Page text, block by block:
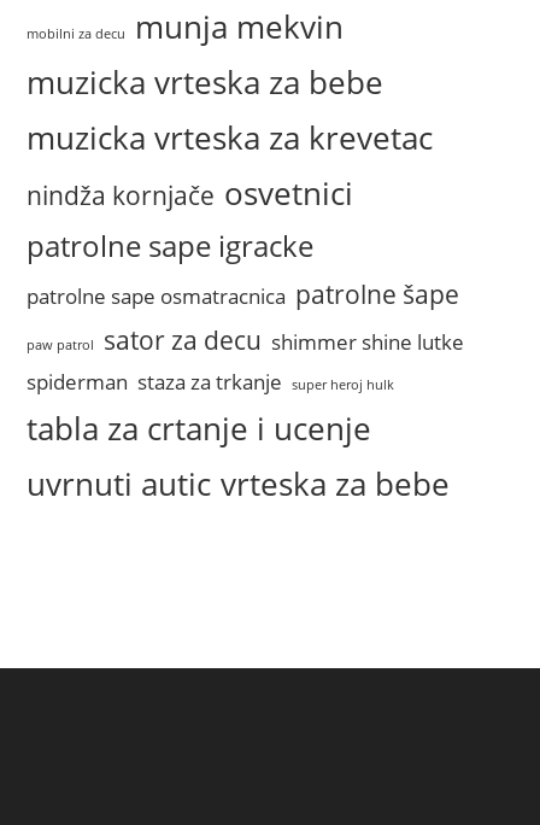
mobilni za decu
munja mekvin
muzicka vrteska za bebe
muzicka vrteska za krevetac
nindža kornjače osvetnici
patrolne sape igracke
patrolne sape osmatracnica patrolne šape
paw patrol sator za decu shimmer shine lutke
spiderman staza za trkanje super heroj hulk
tabla za crtanje i ucenje
uvrnuti autic vrteska za bebe